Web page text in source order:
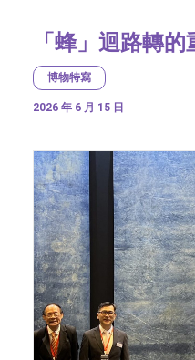
「蜂」迴路轉的
博物特寫
2026 年 6 月 15 日